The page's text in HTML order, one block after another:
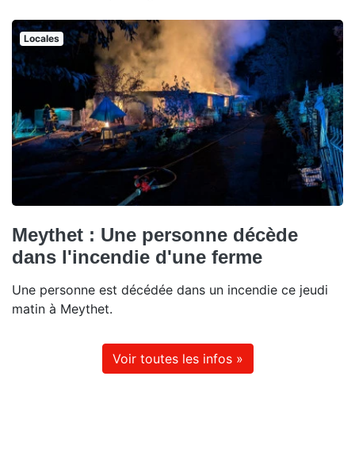
Locales
Meythet : Une personne décède
dans l'incendie d'une ferme
Une personne est décédée dans un incendie ce jeudi
matin à Meythet.
Voir toutes les infos »